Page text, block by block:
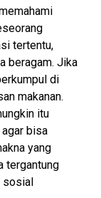
tertentu,
beragam. Jika
di
makanan.
itu
bisa
yang
tergantung
sosial